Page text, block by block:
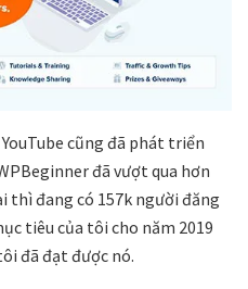
cũng đã phát triển
đã vượt qua hơn
thì đang có 157k người đăng
tiêu của tôi cho năm 2019
đã đạt được nó.